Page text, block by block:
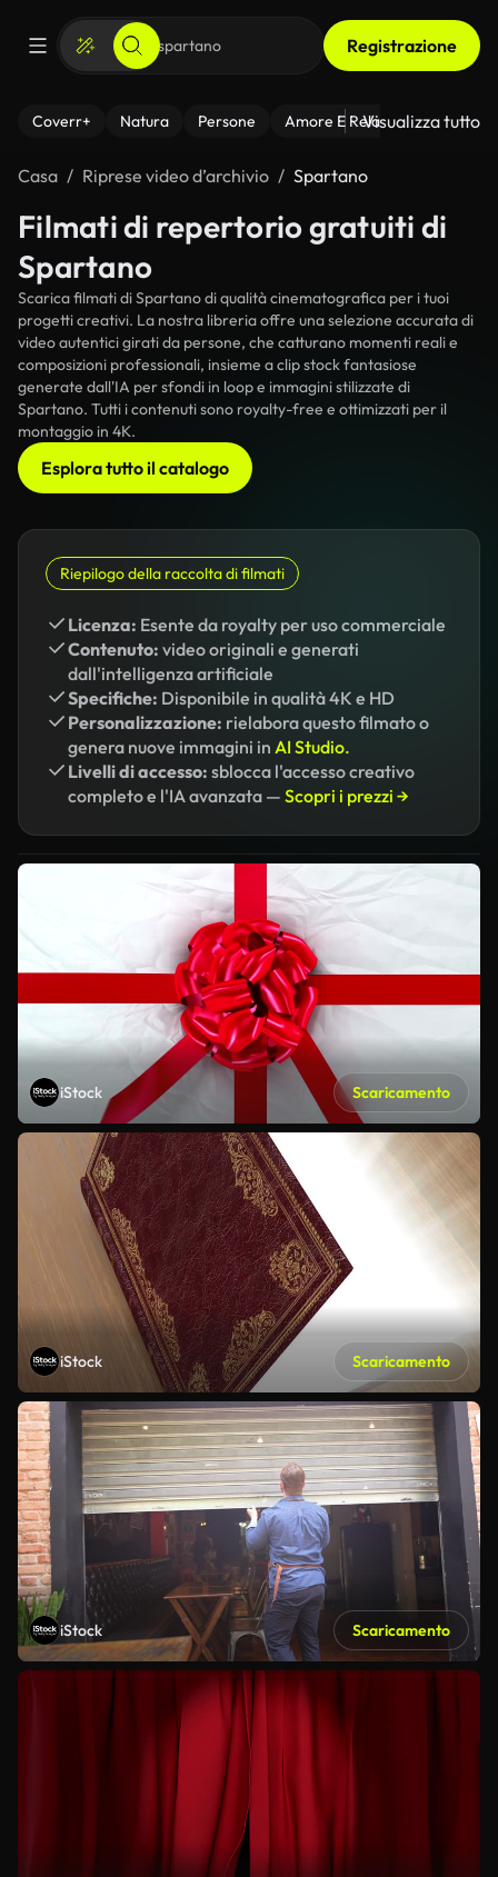
Registrazione
Coverr+ Natura Persone Amore E Relazioni Il
Visualizza tutto
Casa Riprese video d’archivio Spartano
Filmati di repertorio gratuiti di
Spartano
Scarica filmati di Spartano di qualità cinematografica per i tuoi
progetti creativi. La nostra libreria offre una selezione accurata di
video autentici girati da persone, che catturano momenti reali e
composizioni professionali, insieme a clip stock fantasiose
generate dall'IA per sfondi in loop e immagini stilizzate di
Spartano. Tutti i contenuti sono royalty-free e ottimizzati per il
montaggio in 4K.
Esplora tutto il catalogo
Riepilogo della raccolta di filmati
Licenza: Esente da royalty per uso commerciale
Contenuto: video originali e generati
dall'intelligenza artificiale
Specifiche: Disponibile in qualità 4K e HD
Personalizzazione: rielabora questo filmato o
genera nuove immagini in AI Studio.
Livelli di accesso: sblocca l'accesso creativo
completo e l'IA avanzata — Scopri i prezzi →
iStock Scaricamento
iStock Scaricamento
iStock Scaricamento